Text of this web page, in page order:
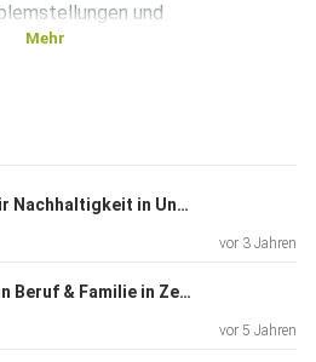
und
gerade in Zeiten wie
Mehr
Was kann man für Nachhaltigkeit in Unternehmen tun?
vor 3 Jahren
Vereinbarkeit von Beruf & Familie in Zeiten von Corona
vor 5 Jahren